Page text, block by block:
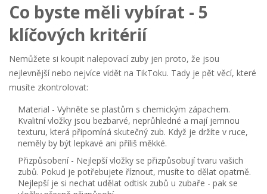
Co byste měli vybírat - 5
klíčových kritérií
Nemůžete si koupit nalepovací zuby jen proto, že jsou
nejlevnější nebo nejvíce vidět na TikToku. Tady je pět věcí, které
musíte zkontrolovat:
Material - Vyhněte se plastům s chemickým zápachem.
Kvalitní vložky jsou bezbarvé, neprůhledné a mají jemnou
texturu, která připomíná skutečný zub. Když je držíte v ruce,
neměly by být lepkavé ani příliš měkké.
Přizpůsobení- Nejlepší vložky se přizpůsobují tvaru vašich
zubů. Pokud je potřebujete říznout, musíte to dělat opatrně.
Nejlepší je si nechat udělat odtisk zubů u zubaře - pak se